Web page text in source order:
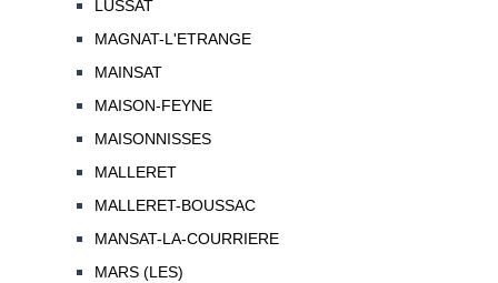
LUSSAT
MAGNAT-L'ETRANGE
MAINSAT
MAISON-FEYNE
MAISONNISSES
MALLERET
MALLERET-BOUSSAC
MANSAT-LA-COURRIERE
MARS (LES)